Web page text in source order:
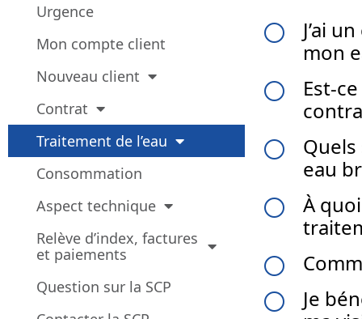
Urgence
Mon compte client
Nouveau client
Contrat
Traitement de l’eau
Consommation
Aspect technique
Relève d’index, factures
et paiements
Question sur la SCP
f
J’ai
mon
f
Est-
f
eau
f
À
f
f
Je